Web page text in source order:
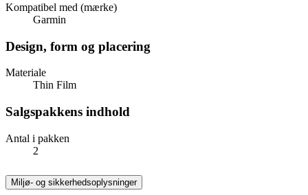
Kompatibel med (mærke)
Garmin
Design, form og placering
Materiale
Thin Film
Salgspakkens indhold
Antal i pakken
2
Miljø- og sikkerhedsoplysninger